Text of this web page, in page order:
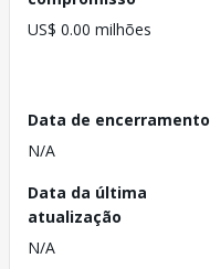
US$ 0.00 milhões
Data de encerramento
N/A
Data da última
atualização
N/A